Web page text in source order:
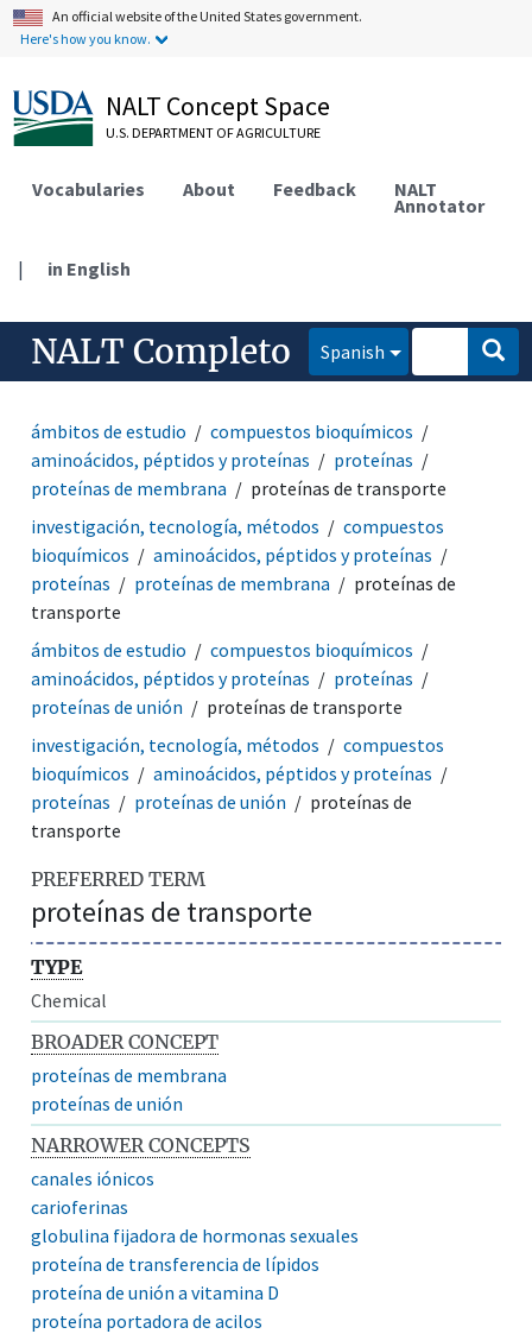
An official website of the United States government.
Here's how you know.
NALT Concept Space
U.S. DEPARTMENT OF AGRICULTURE
Vocabularies About Feedback NALT
Annotator
| in English
NALT Completo Spanish
ámbitos de estudio
compuestos bioquímicos
aminoácidos, péptidos y proteínas
proteínas
proteínas de membrana
proteínas de transporte
investigación, tecnología, métodos
compuestos
bioquímicos
aminoácidos, péptidos y proteínas
proteínas
proteínas de membrana
proteínas de
transporte
ámbitos de estudio
compuestos bioquímicos
aminoácidos, péptidos y proteínas
proteínas
proteínas de unión
proteínas de transporte
investigación, tecnología, métodos
compuestos
bioquímicos
aminoácidos, péptidos y proteínas
proteínas
proteínas de unión
proteínas de
transporte
PREFERRED TERM
proteínas de transporte
TYPE
Chemical
BROADER CONCEPT
proteínas de membrana
proteínas de unión
NARROWER CONCEPTS
canales iónicos
carioferinas
globulina fijadora de hormonas sexuales
proteína de transferencia de lípidos
proteína de unión a vitamina D
proteína portadora de acilos